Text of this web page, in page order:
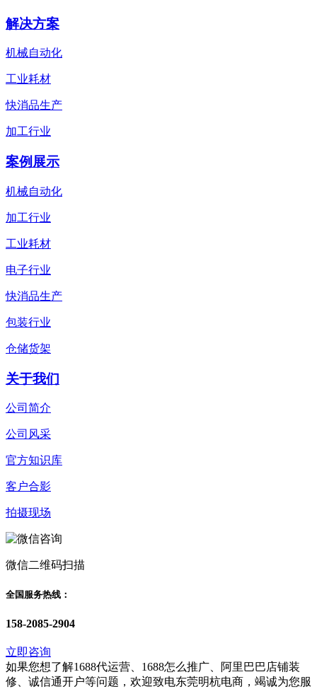
解决方案
机械自动化
工业耗材
快消品生产
加工行业
案例展示
机械自动化
加工行业
工业耗材
电子行业
快消品生产
包装行业
仓储货架
关于我们
公司简介
公司风采
官方知识库
客户合影
拍摄现场
微信二维码扫描
全国服务热线：
158-2085-2904
立即咨询
如果您想了解1688代运营、1688怎么推广、阿里巴巴店铺装
修、诚信通开户等问题，欢迎致电东莞明杭电商，竭诚为您服